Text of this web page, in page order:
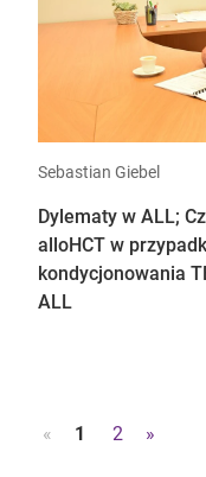
Sebastian Giebel
Dylematy w ALL;
alloHCT w
kondycjonowania
ALL
« 1 2 »